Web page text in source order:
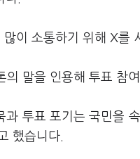
이 소통하기 위해 X를
말을 인용해 투표 참
투표 포기는 국민을
했습니다.